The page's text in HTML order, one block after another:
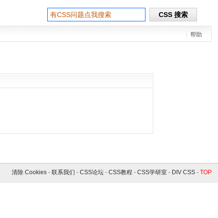
帮助
清除 Cookies- 联系我们 - CSS论坛- CSS教程 - CSS学研室- DIV CSS- TOP